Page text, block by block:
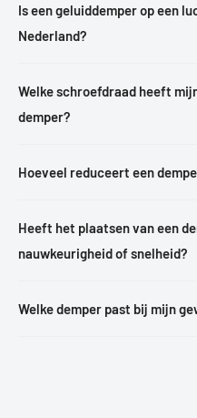
Is een geluiddemper op een
Nederland?
Welke schroefdraad heeft
demper?
Hoeveel reduceert een
Heeft het plaatsen van een
nauwkeurigheid of snelheid?
Welke demper past bij mijn